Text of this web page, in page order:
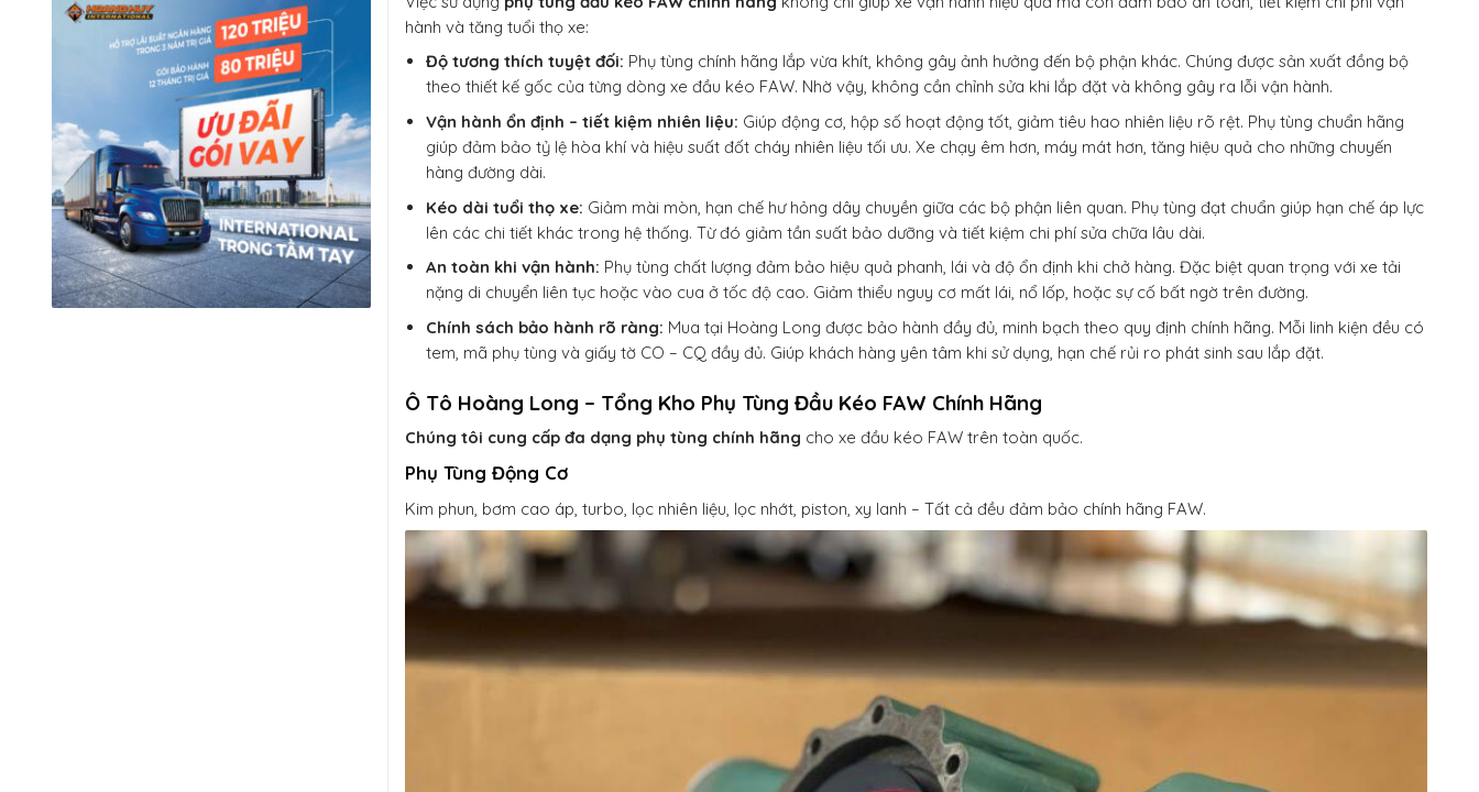
hành và tăng tuổi thọ xe:
Độ tương thích tuyệt đối: Phụ tùng chính hãng lắp vừa khít, không gây ảnh hưởng đến bộ phận khác. Chúng được sản xuất đồng bộ
theo thiết kế gốc của từng dòng xe đầu kéo FAW. Nhờ vậy, không cần chỉnh sửa khi lắp đặt và không gây ra lỗi vận hành.
Vận hành ổn định – tiết kiệm nhiên liệu: Giúp động cơ, hộp số hoạt động tốt, giảm tiêu hao nhiên liệu rõ rệt. Phụ tùng chuẩn hãng
giúp đảm bảo tỷ lệ hòa khí và hiệu suất đốt cháy nhiên liệu tối ưu. Xe chạy êm hơn, máy mát hơn, tăng hiệu quả cho những chuyến
hàng đường dài.
Kéo dài tuổi thọ xe: Giảm mài mòn, hạn chế hư hỏng dây chuyền giữa các bộ phận liên quan. Phụ tùng đạt chuẩn giúp hạn chế áp lực
lên các chi tiết khác trong hệ thống. Từ đó giảm tần suất bảo dưỡng và tiết kiệm chi phí sửa chữa lâu dài.
An toàn khi vận hành: Phụ tùng chất lượng đảm bảo hiệu quả phanh, lái và độ ổn định khi chở hàng. Đặc biệt quan trọng với xe tải
nặng di chuyển liên tục hoặc vào cua ở tốc độ cao. Giảm thiểu nguy cơ mất lái, nổ lốp, hoặc sự cố bất ngờ trên đường.
Chính sách bảo hành rõ ràng: Mua tại Hoàng Long được bảo hành đầy đủ, minh bạch theo quy định chính hãng. Mỗi linh kiện đều có
tem, mã phụ tùng và giấy tờ CO – CQ đầy đủ. Giúp khách hàng yên tâm khi sử dụng, hạn chế rủi ro phát sinh sau lắp đặt.
Ô Tô Hoàng Long – Tổng Kho Phụ Tùng Đầu Kéo FAW Chính Hãng
Chúng tôi cung cấp đa dạng phụ tùng chính hãng cho xe đầu kéo FAW trên toàn quốc.
Phụ Tùng Động Cơ
Kim phun, bơm cao áp, turbo, lọc nhiên liệu, lọc nhớt, piston, xy lanh – Tất cả đều đảm bảo chính hãng FAW.